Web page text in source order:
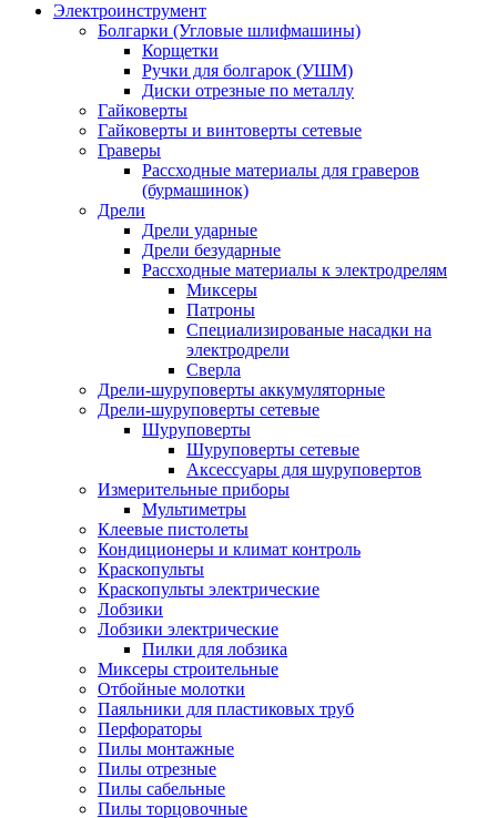
Электроинструмент
Болгарки (Угловые шлифмашины)
Корщетки
Ручки для болгарок (УШМ)
Диски отрезные по металлу
Гайковерты
Гайковерты и винтоверты сетевые
Граверы
Рассходные материалы для граверов
(бурмашинок)
Дрели
Дрели ударные
Дрели безударные
Рассходные материалы к электродрелям
Миксеры
Патроны
Специализированые насадки на
электродрели
Сверла
Дрели-шуруповерты аккумуляторные
Дрели-шуруповерты сетевые
Шуруповерты
Шуруповерты сетевые
Аксессуары для шуруповертов
Измерительные приборы
Мультиметры
Клеевые пистолеты
Кондиционеры и климат контроль
Краскопульты
Краскопульты электрические
Лобзики
Лобзики электрические
Пилки для лобзика
Миксеры строительные
Отбойные молотки
Паяльники для пластиковых труб
Перфораторы
Пилы монтажные
Пилы отрезные
Пилы сабельные
Пилы торцовочные